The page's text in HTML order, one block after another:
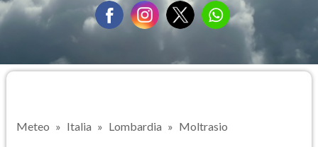
Meteo Italia Lombardia Moltrasio